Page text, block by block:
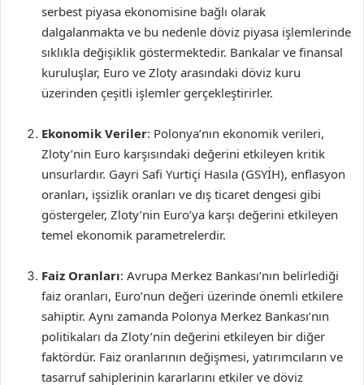
serbest piyasa ekonomisine bağlı olarak
dalgalanmakta ve bu nedenle döviz piyasa işlemlerinde
sıklıkla değişiklik göstermektedir. Bankalar ve finansal
kuruluşlar, Euro ve Zloty arasındaki döviz kuru
üzerinden çeşitli işlemler gerçekleştirirler.
Ekonomik Veriler: Polonya’nın ekonomik verileri,
Zloty’nin Euro karşısındaki değerini etkileyen kritik
unsurlardır. Gayri Safi Yurtiçi Hasıla (GSYİH), enflasyon
oranları, işsizlik oranları ve dış ticaret dengesi gibi
göstergeler, Zloty’nin Euro’ya karşı değerini etkileyen
temel ekonomik parametrelerdir.
Faiz Oranları: Avrupa Merkez Bankası’nın belirlediği
faiz oranları, Euro’nun değeri üzerinde önemli etkilere
sahiptir. Aynı zamanda Polonya Merkez Bankası’nın
politikaları da Zloty’nin değerini etkileyen bir diğer
faktördür. Faiz oranlarının değişmesi, yatırımcıların ve
tasarruf sahiplerinin kararlarını etkiler ve döviz